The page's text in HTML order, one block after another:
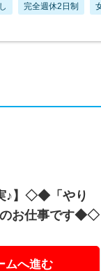
完全週休2日制
♪】◇◆「やり
のお仕事です◆◇
ムへ進む